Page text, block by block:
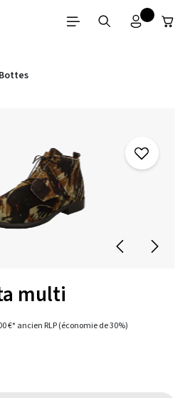
Bottes
multi
€*ancien RLP(économie de 30%)